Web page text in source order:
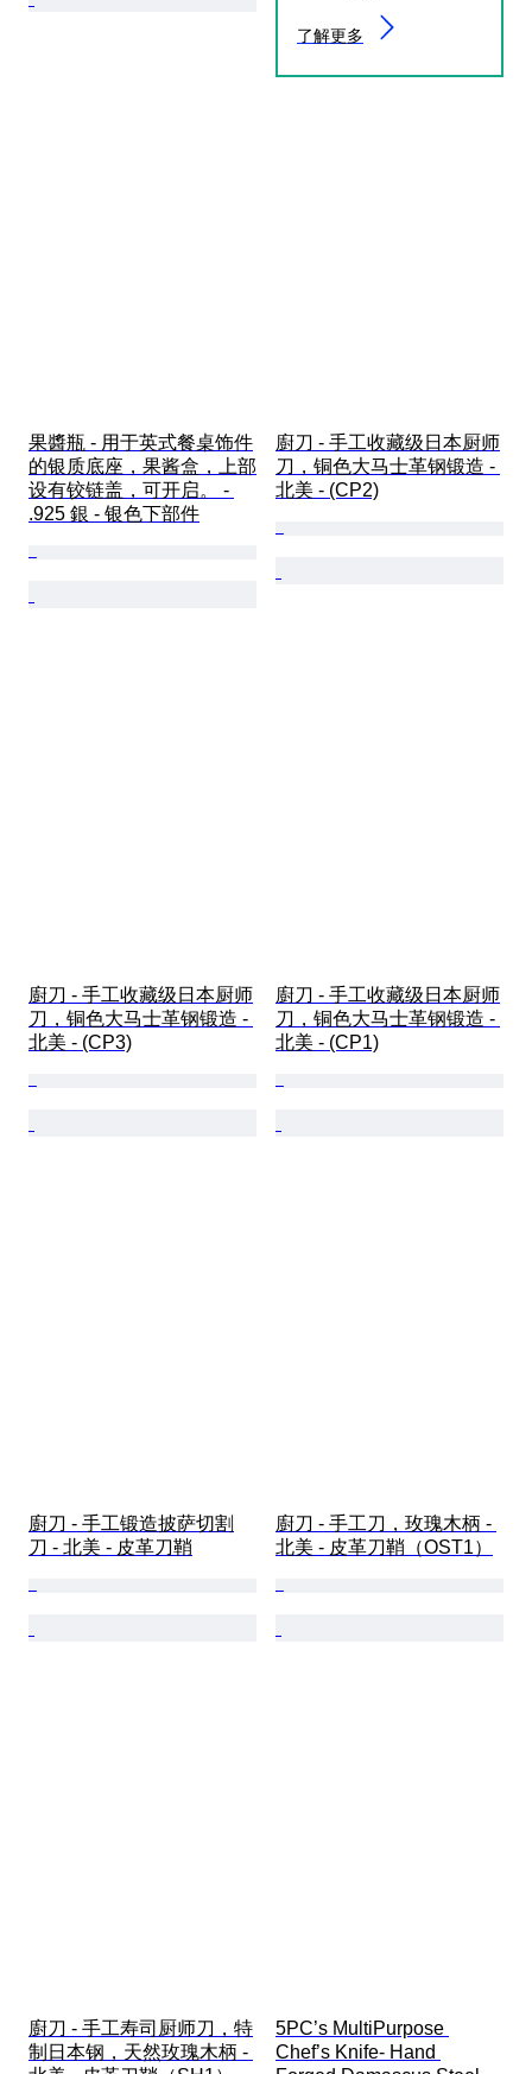
了解更多
果醬瓶 - 用于英式餐桌饰件
的银质底座，果酱盒，上部
设有铰链盖，可开启。 -
.925 銀 - 银色下部件
廚刀 - 手工收藏级日本厨师
刀，铜色大马士革钢锻造 -
北美 - (CP2)
廚刀 - 手工收藏级日本厨师
刀，铜色大马士革钢锻造 -
北美 - (CP3)
廚刀 - 手工收藏级日本厨师
刀，铜色大马士革钢锻造 -
北美 - (CP1)
廚刀 - 手工锻造披萨切割
刀 - 北美 - 皮革刀鞘
廚刀 - 手工刀，玫瑰木柄 -
北美 - 皮革刀鞘（OST1）
廚刀 - 手工寿司厨师刀，特
制日本钢，天然玫瑰木柄 -
5PC’s MultiPurpose
Chef’s Knife- Hand